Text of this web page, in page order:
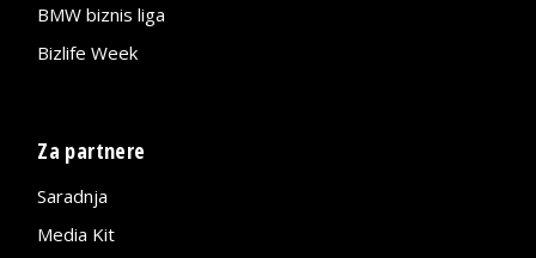
BMW biznis liga
Bizlife Week
Za partnere
Saradnja
Media Kit